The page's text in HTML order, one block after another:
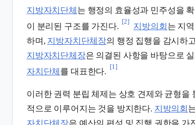
지방자치단체 는 행정의 효율성과 민주성을
이 분리된 구조를 가진다.
[2]
지방의회 는 지
하며, 지방자치단체장의 행정 집행을 감시하
지방자치단체장은 의결된 사항을 바탕으로
자치단체 를 대표한다.
[1]
이러한 권력 분립 체제는 상호 견제와 균형을
적으로 이루어지는 것을 방지한다. 지방의회